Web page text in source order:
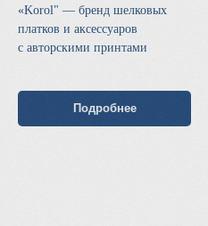
«Korol" — бренд шелковых
платков и аксессуаров
с авторскими принтами
Подробнее